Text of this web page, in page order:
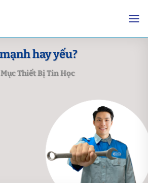
hay yếu?
Thiết Bị Tin Học